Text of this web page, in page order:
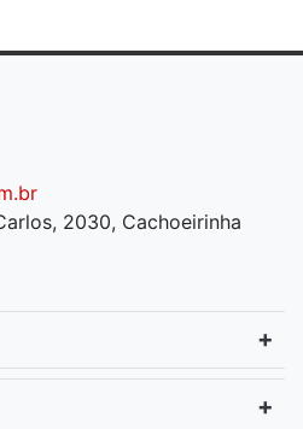
2030, Cachoeirinha